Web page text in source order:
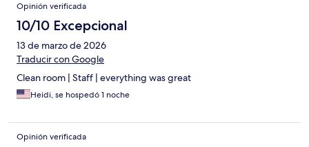
Opinión verificada
10/10 Excepcional
13 de marzo de 2026
Traducir con Google
Clean room | Staff | everything was great
Heidi, se hospedó 1 noche
Opinión verificada